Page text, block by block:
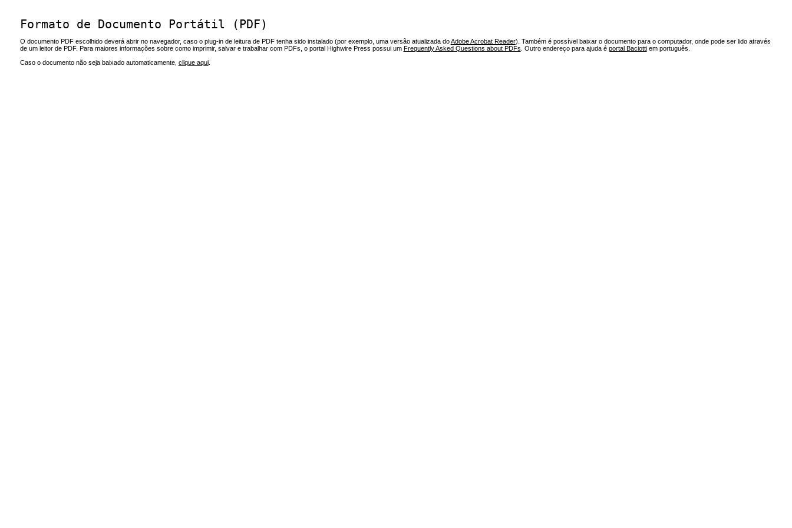
Formato de Documento Portátil (PDF)
O documento PDF escolhido deverá abrir no navegador, caso o plug-in de leitura de PDF tenha sido instalado (por exemplo, uma versão atualizada doAdobe Acrobat Reader). Também é possível baixar o documento para o computador, onde pode ser lido através
de um leitor de PDF. Para maiores informações sobre como imprimir, salvar e trabalhar com PDFs, o portal Highwire Press possui um Frequently Asked Questions about PDFs . Outro endereço para ajuda é portal Baciottiem português.
Caso o documento não seja baixado automaticamente, clique aqui.